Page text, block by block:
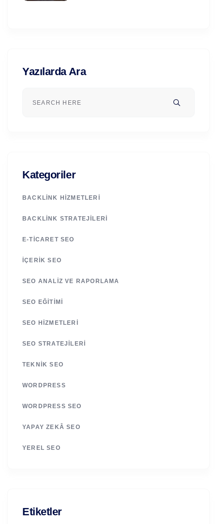
Yazılarda Ara
Kategoriler
BACKLINK HIZMETLERI
BACKLINK STRATEJILERI
E-TICARET SEO
İÇERIK SEO
SEO ANALIZ VE RAPORLAMA
SEO EĞITIMI
SEO HIZMETLERI
SEO STRATEJILERI
TEKNIK SEO
WORDPRESS
WORDPRESS SEO
YAPAY ZEKÂ SEO
YEREL SEO
Etiketler